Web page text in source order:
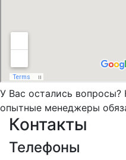
У Вас остались
опытные менеджеры
Контакты
Телефоны